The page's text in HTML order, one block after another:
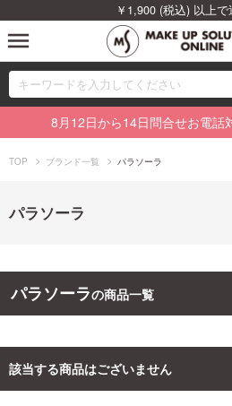
￥1,900 (税込) 以上で
menu
00 ブランドから探す
カテゴリから探す
特集から探す
8月12日から14日問合せお電話
TOP ブランド一覧 パラソーラ
パラソーラ
パラソーラの商品一覧
該当する商品はございません